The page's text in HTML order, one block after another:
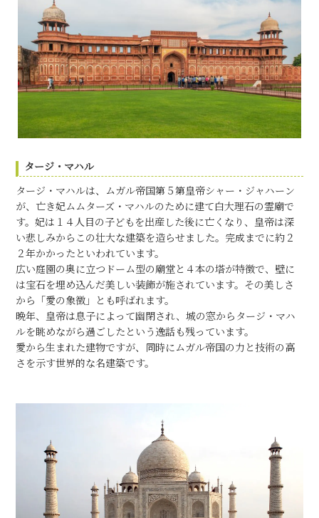
タージ・マハル
タージ・マハルは、ムガル帝国第５第皇帝シャー・ジャハーン
が、亡き妃ムムターズ・マハルのために建て白大理石の霊廟で
す。妃は１４人目の子どもを出産した後に亡くなり、皇帝は深
い悲しみからこの壮大な建築を造らせました。完成までに約２
２年かかったといわれています。
広い庭園の奥に立つドーム型の廟堂と４本の塔が特徴で、壁に
は宝石を埋め込んだ美しい装飾が施されています。その美しさ
から「愛の象徴」とも呼ばれます。
晩年、皇帝は息子によって幽閉され、城の窓からタージ・マハ
ルを眺めながら過ごしたという逸話も残っています。
愛から生まれた建物ですが、同時にムガル帝国の力と技術の高
さを示す世界的な名建築です。